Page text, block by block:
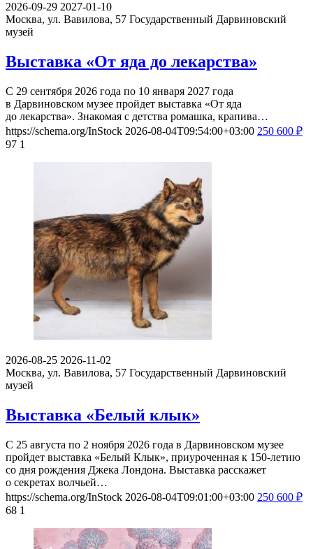
2026-09-29 2027-01-10
Москва, ул. Вавилова, 57 Государственный Дарвиновский
музей
Выставка «От яда до лекарства»
С 29 сентября 2026 года по 10 января 2027 года
в Дарвиновском музее пройдет выставка «От яда
до лекарства». Знакомая с детства ромашка, крапива…
https://schema.org/InStock 2026-08-04T09:54:00+03:00 250 600 ₽
97 1
2026-08-25 2026-11-02
Москва, ул. Вавилова, 57 Государственный Дарвиновский
музей
Выставка «Белый клык»
С 25 августа по 2 ноября 2026 года в Дарвиновском музее
пройдет выставка «Белый Клык», приуроченная к 150-летию
со дня рождения Джека Лондона. Выставка расскажет
о секретах волчьей…
https://schema.org/InStock 2026-08-04T09:01:00+03:00 250 600 ₽
68 1